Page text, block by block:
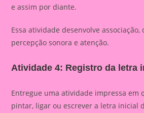
e assim por diante.
Essa atividade desenvolve associação,
percepção sonora e atenção.
Atividade 4: Registro da letra
Entregue uma atividade impressa em
pintar, ligar ou escrever a letra inicial